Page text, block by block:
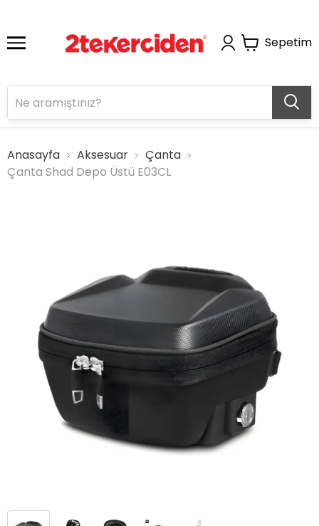
Sepetim
Anasayfa Aksesuar
Çanta
Çanta Shad Depo Üstü E03CL